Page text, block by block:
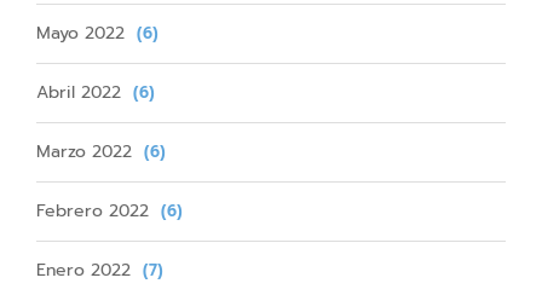
Mayo 2022 (6)
Abril 2022 (6)
Marzo 2022 (6)
Febrero 2022 (6)
Enero 2022 (7)